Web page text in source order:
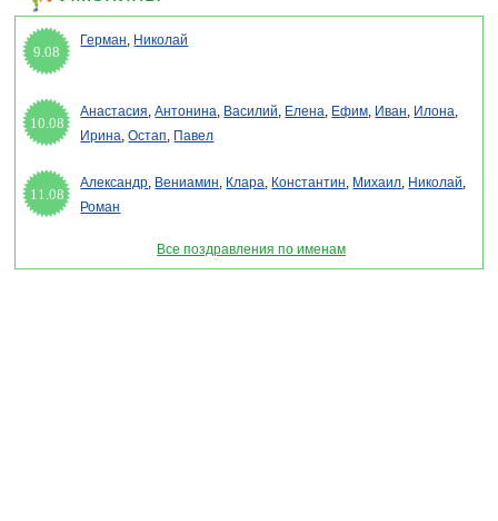
9.08
Герман, Николай
10.08
Анастасия,Антонина, Василий, Елена, Ефим, Иван, Илона,
Ирина,Остап, Павел
11.08
Александр, Вениамин, Клара, Константин, Михаил, Николай,
Роман
Все поздравления по именам